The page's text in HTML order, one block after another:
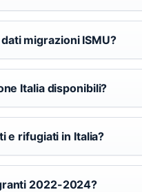
migrazioni ISMU?
Italia disponibili?
e rifugiati in Italia?
2022-2024?